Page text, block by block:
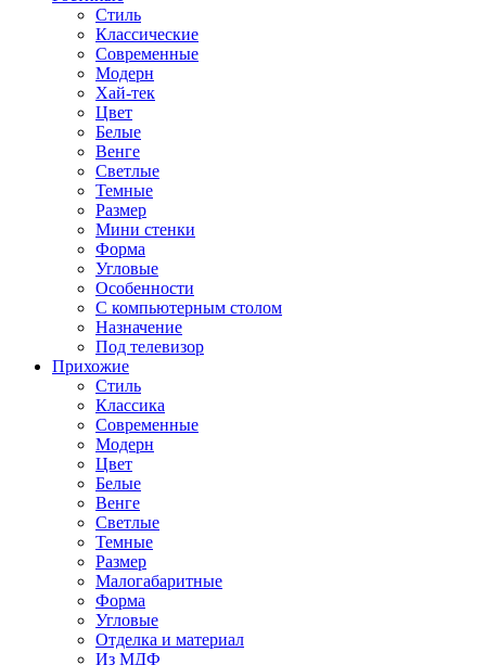
Стиль
Классические
Современные
Модерн
Хай-тек
Цвет
Белые
Венге
Светлые
Темные
Размер
Мини стенки
Форма
Угловые
Особенности
С компьютерным столом
Назначение
Под телевизор
Прихожие
Стиль
Классика
Современные
Модерн
Цвет
Белые
Венге
Светлые
Темные
Размер
Малогабаритные
Форма
Угловые
Отделка и материал
Из МДФ